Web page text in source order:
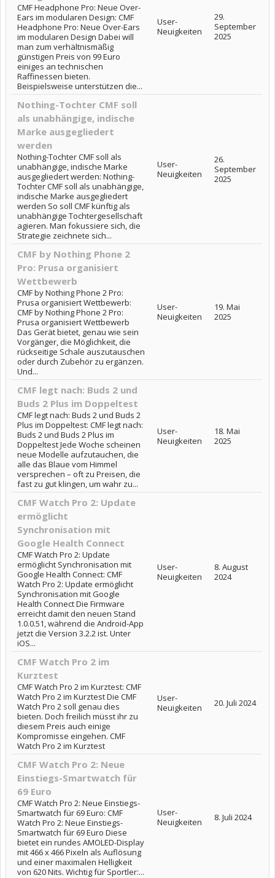
CMF Headphone Pro: Neue Over-
Ears im modularen Design: CMF
Headphone Pro: Neue Over-Ears
im modularen Design Dabei will
man zum verhältnismäßig
günstigen Preis von 99 Euro
einiges an technischen
Raffinessen bieten.
Beispielsweise unterstützen die...
User-
Neuigkeiten
29.
September
2025
Nothing-Tochter CMF soll
als unabhängige, indische
Marke ausgegliedert
werden
Nothing-Tochter CMF soll als
unabhängige, indische Marke
ausgegliedert werden: Nothing-
Tochter CMF soll als unabhängige,
indische Marke ausgegliedert
werden So soll CMF künftig als
unabhängige Tochtergesellschaft
agieren. Man fokussiere sich, die
Strategie zeichnete sich...
User-
Neuigkeiten
26.
September
2025
CMF by Nothing Phone 2
Pro: Prusa organisiert
Wettbewerb
CMF by Nothing Phone 2 Pro:
Prusa organisiert Wettbewerb:
CMF by Nothing Phone 2 Pro:
Prusa organisiert Wettbewerb
Das Gerät bietet, genau wie sein
Vorgänger, die Möglichkeit, die
rückseitige Schale auszutauschen
oder durch Zubehör zu ergänzen.
Und...
User-
Neuigkeiten
19. Mai
2025
CMF legt nach: Buds 2 und
Buds 2 Plus im Doppeltest
CMF legt nach: Buds 2 und Buds 2
Plus im Doppeltest: CMF legt nach:
Buds 2 und Buds 2 Plus im
Doppeltest Jede Woche scheinen
neue Modelle aufzutauchen, die
alle das Blaue vom Himmel
versprechen – oft zu Preisen, die
fast zu gut klingen, um wahr zu...
User-
Neuigkeiten
18. Mai
2025
CMF Watch Pro 2: Update
ermöglicht
Synchronisation mit
Google Health Connect
CMF Watch Pro 2: Update
ermöglicht Synchronisation mit
Google Health Connect: CMF
Watch Pro 2: Update ermöglicht
Synchronisation mit Google
Health Connect Die Firmware
erreicht damit den neuen Stand
1.0.0.51, während die Android-App
jetzt die Version 3.2.2 ist. Unter
iOS...
User-
Neuigkeiten
8. August
2024
CMF Watch Pro 2 im
Kurztest
CMF Watch Pro 2 im Kurztest: CMF
Watch Pro 2 im Kurztest Die CMF
Watch Pro 2 soll genau dies
bieten. Doch freilich müsst ihr zu
diesem Preis auch einige
Kompromisse eingehen. CMF
Watch Pro 2 im Kurztest
User-
Neuigkeiten
20. Juli 2024
CMF Watch Pro 2: Neue
Einstiegs-Smartwatch für
69 Euro
CMF Watch Pro 2: Neue Einstiegs-
Smartwatch für 69 Euro: CMF
Watch Pro 2: Neue Einstiegs-
Smartwatch für 69 Euro Diese
bietet ein rundes AMOLED-Display
mit 466 x 466 Pixeln als Auflösung
und einer maximalen Helligkeit
von 620 Nits. Wichtig für Sportler:...
User-
Neuigkeiten
8. Juli 2024